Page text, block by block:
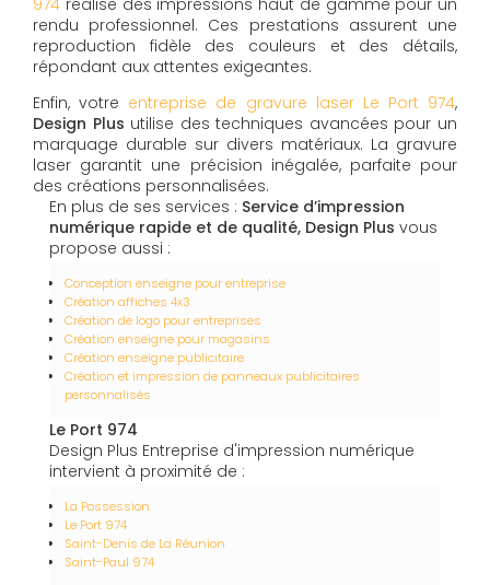
974 réalise des impressions haut de gamme pour un
rendu professionnel. Ces prestations assurent une
reproduction fidèle des couleurs et des détails,
répondant aux attentes exigeantes.
Enfin, votre entreprise de gravure laser Le Port 974,
Design Plus utilise des techniques avancées pour un
marquage durable sur divers matériaux. La gravure
laser garantit une précision inégalée, parfaite pour
des créations personnalisées.
En plus de ses services : Service d’impression
numérique rapide et de qualité, Design Plus vous
propose aussi :
Conception enseigne pour entreprise
Création affiches 4x3
Création de logo pour entreprises
Création enseigne pour magasins
Création enseigne publicitaire
Création et impression de panneaux publicitaires
personnalisés
Le Port 974
Design Plus Entreprise d'impression numérique
intervient à proximité de :
La Possession
Le Port 974
Saint-Denis de La Réunion
Saint-Paul 974